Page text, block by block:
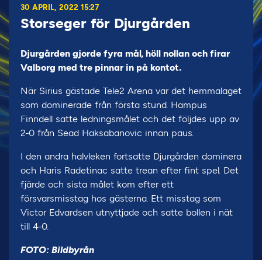
30 APRIL, 2022 15:27
Storseger för Djurgården
Djurgården gjorde fyra mål, höll nollan och firar
Valborg med tre pinnar in på kontot.
När Sirius gästade Tele2 Arena var det hemmalaget
som dominerade från första stund. Hampus
Finndell satte ledningsmålet och det följdes upp av
2-0 från Sead Haksabanovic innan paus.
I den andra halvleken fortsatte Djurgården dominera
och Haris Radetinac satte trean efter fint spel. Det
fjärde och sista målet kom efter ett
försvarsmisstag hos gästerna. Ett misstag som
Victor Edvardsen utnyttjade och satte bollen i nät
till 4-0.
FOTO: Bildbyrån